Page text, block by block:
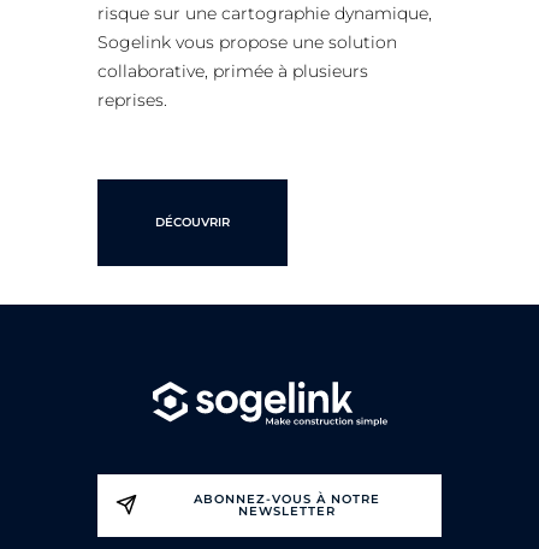
risque sur une cartographie dynamique,
Sogelink vous propose une solution
collaborative, primée à plusieurs
reprises.
DÉCOUVRIR
ABONNEZ-VOUS À NOTRE
NEWSLETTER